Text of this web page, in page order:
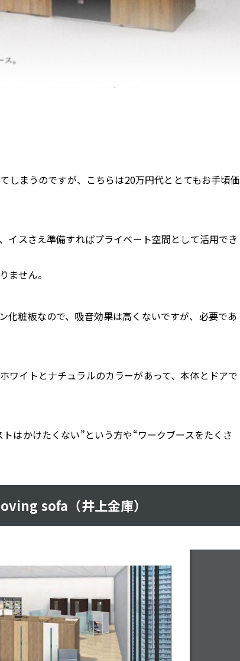
しまうのですが、こちらは20万円代ととてもお手頃価
イスさえ準備すればプライベート空間として活用でき
ません。
化粧板なので、吸音効果は高くないですが、必要であ
ワイトとナチュラルのカラーがあって、本体とドアで
はかけたくない”という方や“ワークブースをたくさ
sofa（井上金庫）